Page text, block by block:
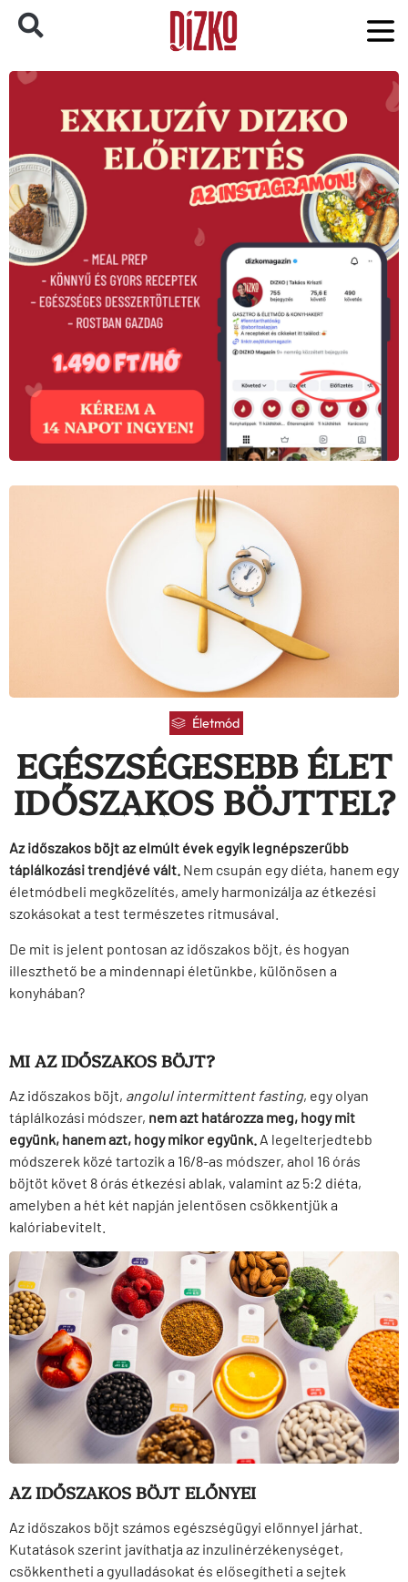
Életmód
EGÉSZSÉGESEBB ÉLET
IDŐSZAKOS BÖJTTEL?
Az időszakos böjt az elmúlt évek egyik legnépszerűbb
táplálkozási trendjévé vált. Nem csupán egy diéta, hanem egy
életmódbeli megközelítés, amely harmonizálja az étkezési
szokásokat a test természetes ritmusával.
De mit is jelent pontosan az időszakos böjt, és hogyan
illeszthető be a mindennapi életünkbe, különösen a
konyhában?
MI AZ IDŐSZAKOS BÖJT?
Az időszakos böjt, angolul intermittent fasting, egy olyan
táplálkozási módszer, nem azt határozza meg, hogy mit
együnk, hanem azt, hogy mikor együnk. A legelterjedtebb
módszerek közé tartozik a 16/8-as módszer, ahol 16 órás
böjtöt követ 8 órás étkezési ablak, valamint az 5:2 diéta,
amelyben a hét két napján jelentősen csökkentjük a
kalóriabevitelt.
AZ IDŐSZAKOS BÖJT ELŐNYEI
Az időszakos böjt számos egészségügyi előnnyel járhat.
Kutatások szerint javíthatja az inzulinérzékenységet,
csökkentheti a gyulladásokat és elősegítheti a sejtek